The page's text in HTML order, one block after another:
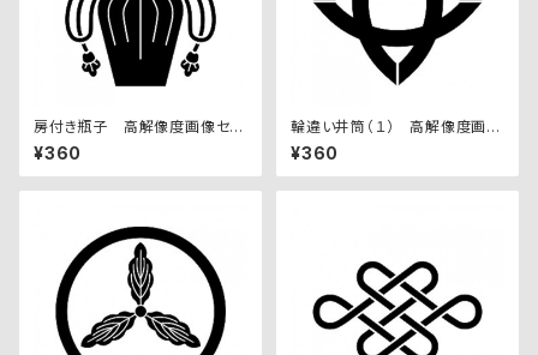
房付き瓶子 高解像度画像セッ
ト
¥360
輪違い井筒（１） 高解像度画像
セット
¥360